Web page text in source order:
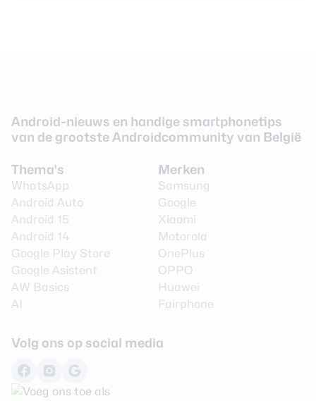
Android-nieuws en handige smartphonetips
van de grootste Androidcommunity van België
Thema's
WhatsApp
Android Auto
Android 15
Android 14
Google Play Store
Google Asistent
AW Basics
AI
Merken
Samsung
Google
Xiaomi
Motorola
OnePlus
OPPO
Huawei
Fairphone
Volg ons op social media